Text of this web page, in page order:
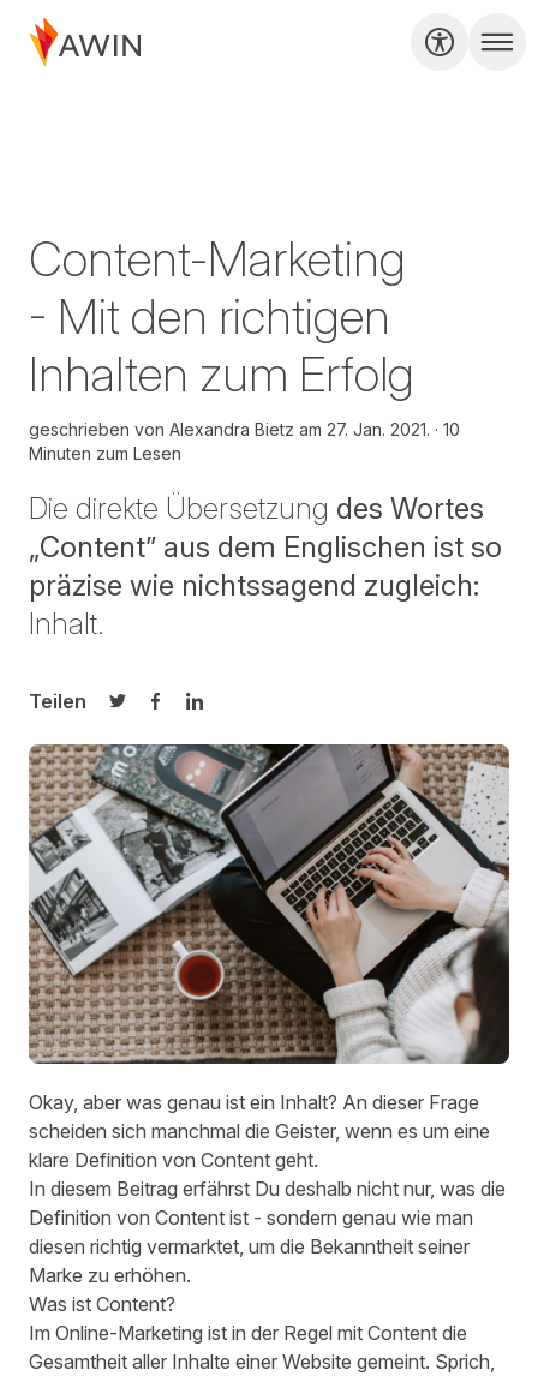
Content-Marketing
- Mit den richtigen
Inhalten zum Erfolg
geschrieben von Alexandra Bietz am 27. Jan. 2021.
10
Minuten zum Lesen
Die direkte Übersetzung des Wortes
„Content” aus dem Englischen ist so
präzise wie nichtssagend zugleich:
Inhalt.
Teilen
Auf Twitter teilen
Auf Facebook teilen
Auf LinkedIn teilen
Okay, aber was genau ist ein Inhalt? An dieser Frage
scheiden sich manchmal die Geister, wenn es um eine
klare Definition von Content geht.
In diesem Beitrag erfährst Du deshalb nicht nur, was die
Definition von Content ist - sondern genau wie man
diesen richtig vermarktet, um die Bekanntheit seiner
Marke zu erhöhen.
Was ist Content?
Im Online-Marketing ist in der Regel mit Content die
Gesamtheit aller Inhalte einer Website gemeint. Sprich,